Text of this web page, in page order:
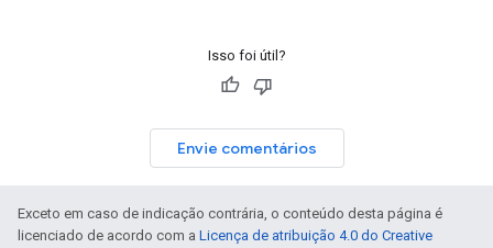
Isso foi útil?
Envie comentários
Exceto em caso de indicação contrária, o conteúdo desta página é
licenciado de acordo com a Licença de atribuição 4.0 do Creative